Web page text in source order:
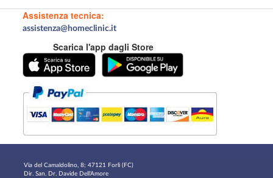
Assistenza tecnica:
assistenza@homeclinic.it
Scarica l'app dagli Store
Via del Camaldolino, 8; 47121 Forlì (FC)
Dir. San. Dr. Davide Dell'Amore